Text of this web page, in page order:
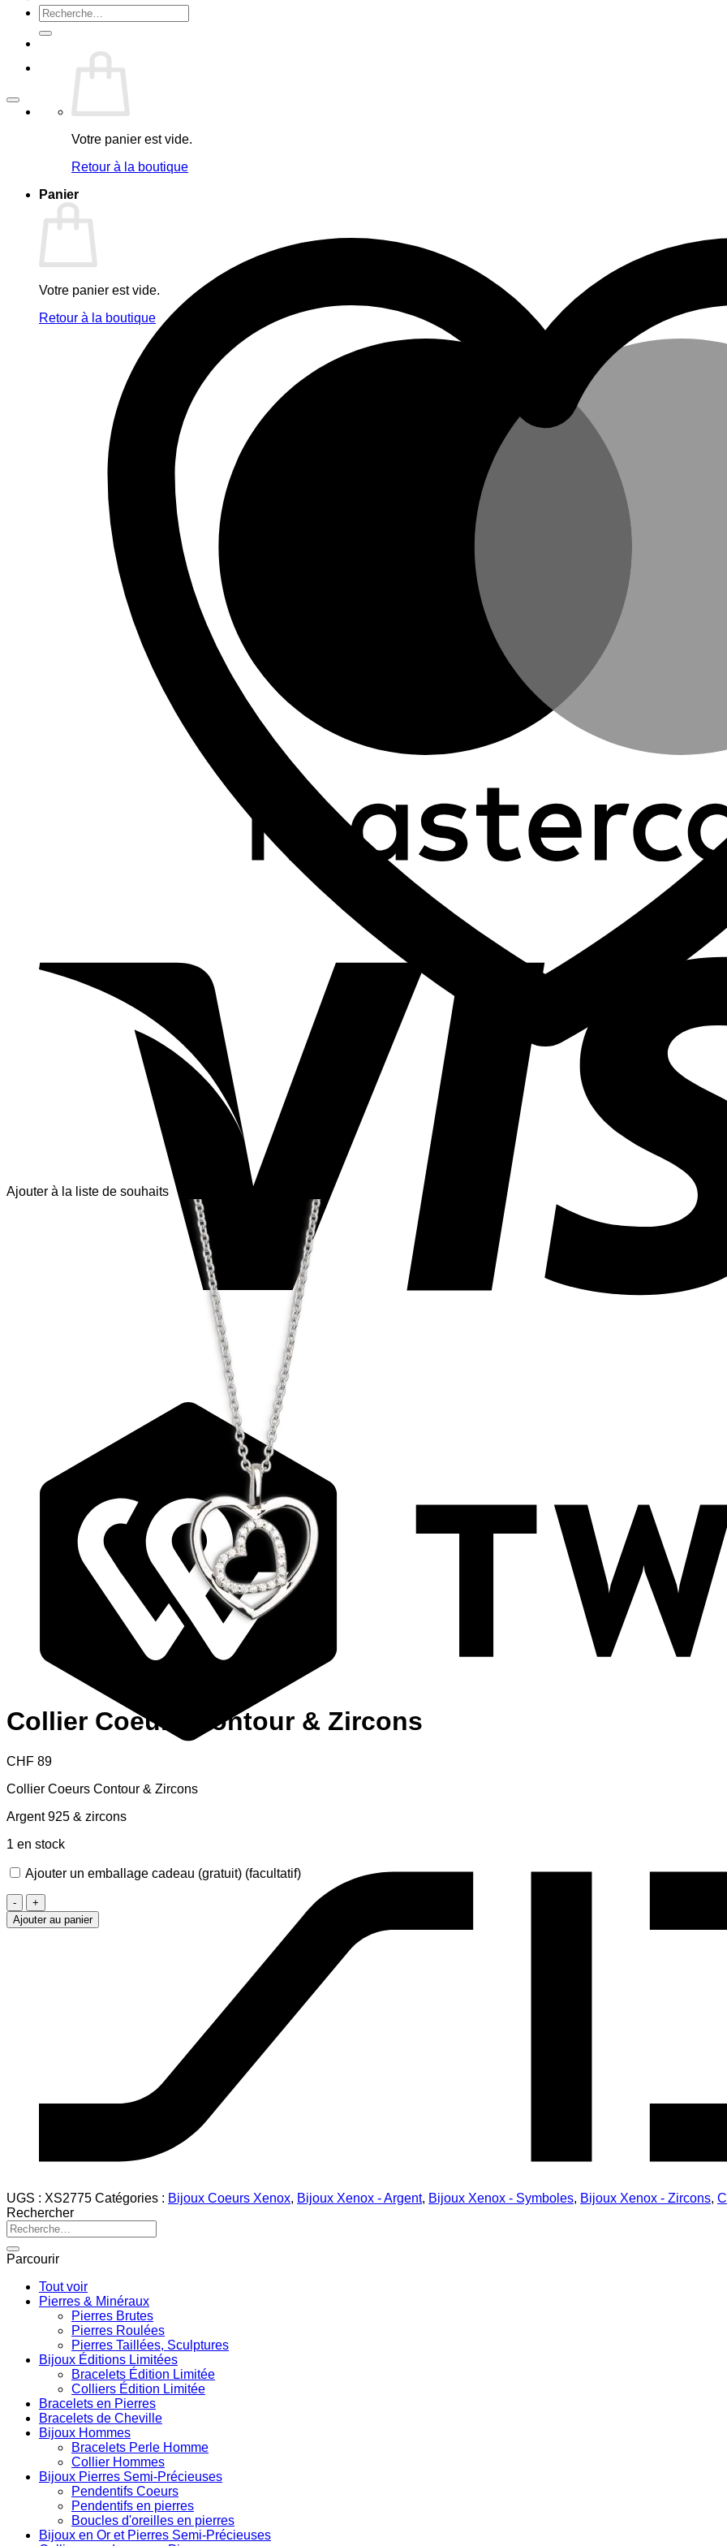
Recherche
pour :
Votre panier est vide.
Retour à la boutique
Panier
Votre panier est vide.
Retour à la boutique
Ajouter à la liste de souhaits
Collier Coeurs Contour & Zircons
CHF 89
Collier Coeurs Contour & Zircons
Argent 925 & zircons
1 en stock
Ajouter un emballage cadeau (gratuit) (facultatif)
quantité
de
Collier
Ajouter au panier
UGS : XS2775 Catégories : Bijoux Coeurs Xenox, Bijoux Xenox - Argent, Bijoux Xenox - Symboles, Bijoux Xenox - Zircons,
Rechercher
Recherche
pour :
Parcourir
Tout voir
Pierres & Minéraux
Pierres Brutes
Pierres Roulées
Pierres Taillées, Sculptures
Bijoux Éditions Limitées
Bracelets Édition Limitée
Colliers Édition Limitée
Bracelets en Pierres
Bracelets de Cheville
Bijoux Hommes
Bracelets Perle Homme
Collier Hommes
Bijoux Pierres Semi-Précieuses
Pendentifs Coeurs
Pendentifs en pierres
Boucles d'oreilles en pierres
Bijoux en Or et Pierres Semi-Précieuses